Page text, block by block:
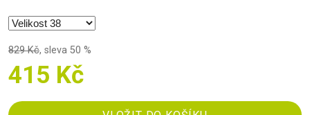
829 Kč, sleva 50 %
415 Kč